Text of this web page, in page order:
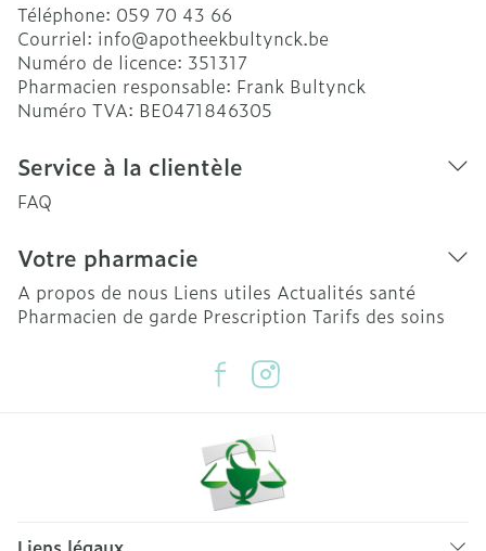
Téléphone: 059 70 43 66
Courriel: info@apotheekbultynck.be
Numéro de licence: 351317
Pharmacien responsable: Frank Bultynck
Numéro TVA: BE0471846305
Service à la clientèle
FAQ
Votre pharmacie
A propos de nous Liens utiles Actualités santé
Pharmacien de garde Prescription Tarifs des soins